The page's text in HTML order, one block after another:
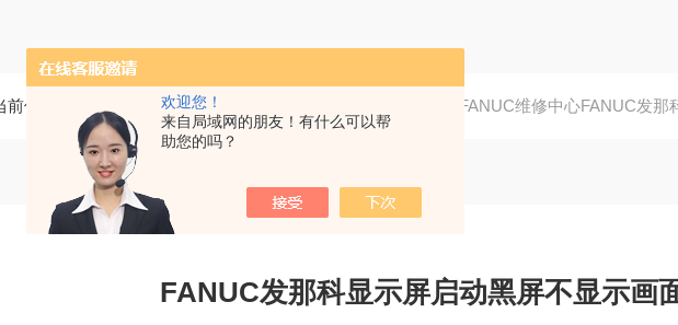
欢迎您！
来自局域网的朋友！有什么可以帮
助您的吗？
前位置： 产品中心 FANUC维修中心FANUC发
FANUC发那科显示屏启动黑屏不显示画